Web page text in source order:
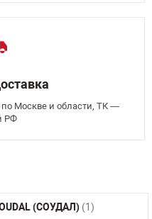
по Москве и области, ТК —
РФ
(СОУДАЛ) (1)